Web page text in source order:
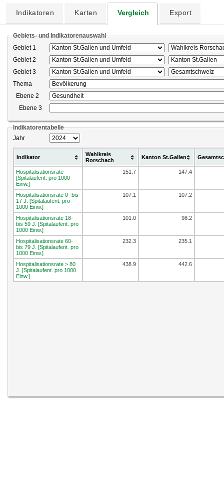
Indikatoren Karten Vergleich Export
Gebiets- und Indikatorenauswahl
Gebiet 1
Gebiet 2
Gebiet 3
Thema
Ebene 2
Ebene 3
Indikatorentabelle
Jahr
Indikator
Wahlkreis
Rorschach
Kanton St.Gallen
Hospitalisationsrate
[Spitalaufent. pro 1000
Einw.]
151.7 147.4
Hospitalisationsrate 0- bis
17 J. [Spitalaufent. pro
1000 Einw.]
107.1 107.2
Hospitalisationsrate 18-
bis 59 J. [Spitalaufent. pro
1000 Einw.]
101.0 98.2
Hospitalisationsrate 60-
bis 79 J. [Spitalaufent. pro
1000 Einw.]
232.3 235.1
Hospitalisationsrate > 80
J. [Spitalaufent. pro 1000
Einw.]
438.9 442.6